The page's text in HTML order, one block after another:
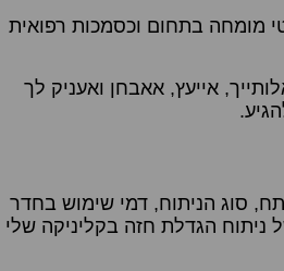
מומחה בתחום וכסמכות רפואית
אייעץ, אאבחן ואעניק לך
סוג הניתוח, דמי שימוש בחדר
ניתוח הגדלת חזה בקליניקה שלי